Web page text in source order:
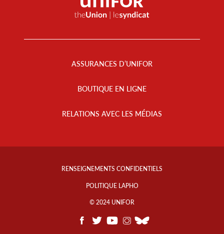
ASSURANCES D’UNIFOR
BOUTIQUE EN LIGNE
RELATIONS AVEC LES MÉDIAS
Footer
RENSEIGNEMENTS CONFIDENTIELS
POLITIQUE LAPHO
© 2024 UNIFOR